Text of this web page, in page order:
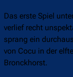
Das erste Spiel
verlief recht
sprang ein
von Cocu in der
Bronckhorst.